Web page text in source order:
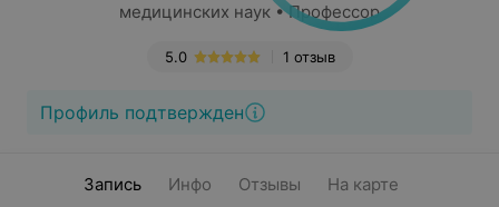
медицинских наук • Профессор
1 отзыв
5.0
Профиль подтвержден
Запись Инфо Отзывы На карте